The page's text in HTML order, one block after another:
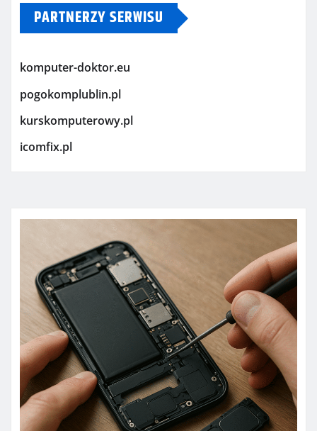
PARTNERZY SERWISU
komputer-doktor.eu
pogokomplublin.pl
kurskomputerowy.pl
icomfix.pl